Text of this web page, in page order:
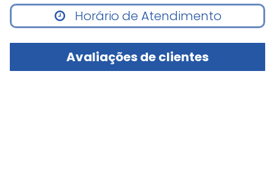
Horário de Atendimento
Avaliações de clientes